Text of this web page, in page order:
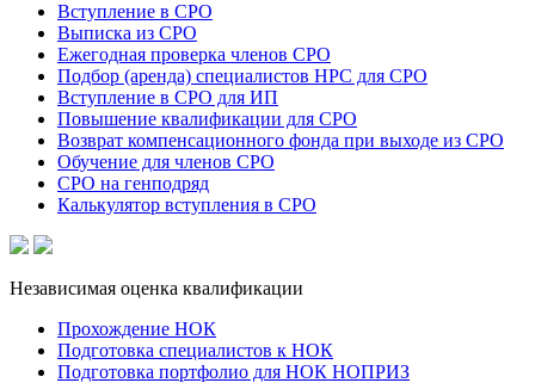
Вступление в СРО
Выписка из СРО
Ежегодная проверка членов СРО
Подбор (аренда) специалистов НРС для СРО
Вступление в СРО для ИП
Повышение квалификации для СРО
Возврат компенсационного фонда при выходе из СРО
Обучение для членов СРО
СРО на генподряд
Калькулятор вступления в СРО
Независимая оценка квалификации
Прохождение НОК
Подготовка специалистов к НОК
Подготовка портфолио для НОК НОПРИЗ